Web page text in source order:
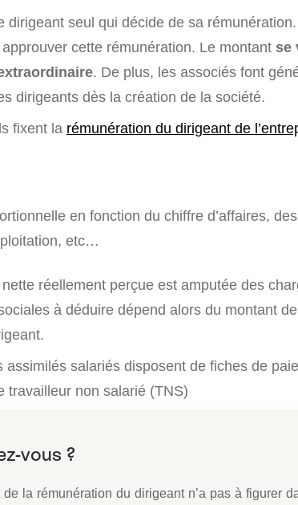
dirigeant seul qui décide de sa
cette rémunération. Le montant se
. De plus, les associés font
dirigeants dès la création de la société.
fixent la rémunération du dirigeant de
en fonction du chiffre d’affaires,
etc…
réellement perçue est amputée des
à déduire dépend alors du montant
assimilés salariés disposent de fiches de
travailleur non salarié (TNS)
de la rémunération du dirigeant n’a pas à figurer